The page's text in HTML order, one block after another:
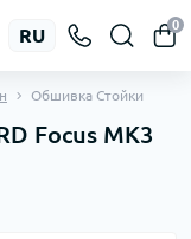
RU
0
Обшивка Стойки
Focus MK3